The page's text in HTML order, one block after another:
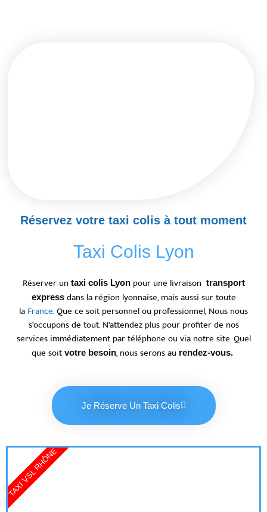
Réservez votre taxi colis à tout moment
Taxi Colis Lyon
Réserver un taxi colis Lyonpour une livraison transport
expressdans la région lyonnaise, mais aussi sur toute
la France. Que ce soit personnel ou professionnel, Nous nous
s’occupons de tout. N’attendez plus pour profiter de nos
services immédiatement par téléphone ou via notre site. Quel
que soit votre besoin, nous serons au rendez-vous.
Je Réserve Un Taxi Colis
TAXI VSL RHÔNE